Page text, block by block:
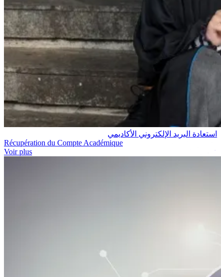
استعادة البريد الإلكتروني الأكاديمي
Récupération du Compte Académique
Voir plus